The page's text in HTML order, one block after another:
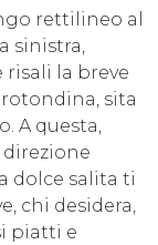
rettilineo al
sinistra,
risali la breve
sita
A questa,
dolce salita ti
chi desidera,
piatti e